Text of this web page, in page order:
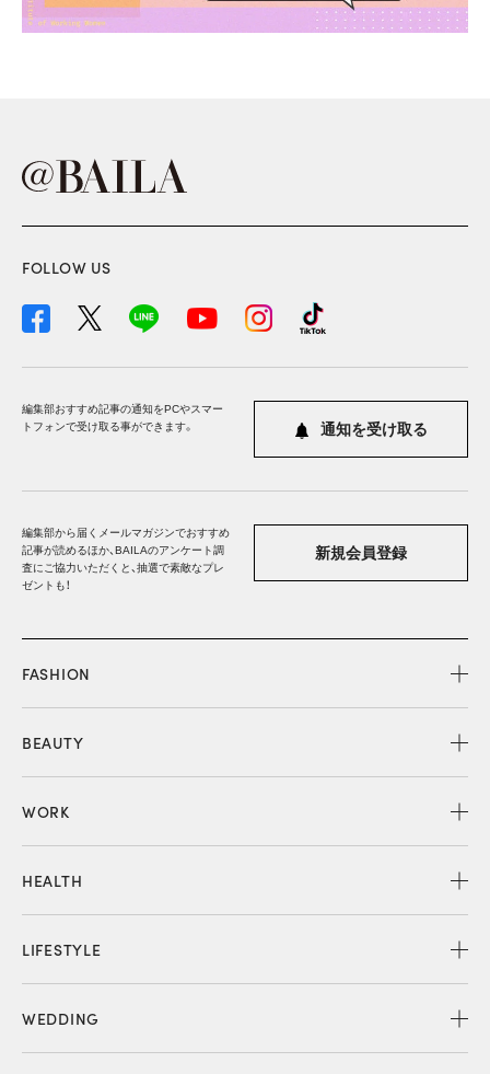
FOLLOW US
編集部おすすめ記事の通知をPCやスマー
トフォンで受け取る事ができます。
通知を受け取る
編集部から届くメールマガジンでおすすめ
記事が読めるほか、BAILAのアンケート調
査にご協力いただくと、抽選で素敵なプレ
ゼントも！
新規会員登録
FASHION
BEAUTY
WORK
HEALTH
LIFESTYLE
WEDDING